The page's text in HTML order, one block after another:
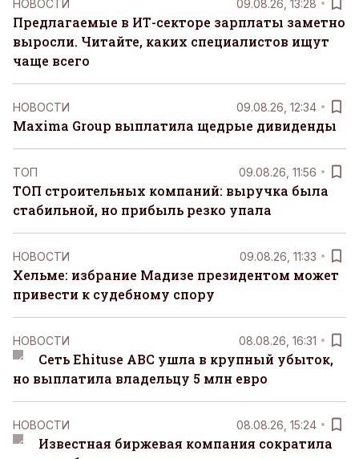
НОВОСТИ 09.08.26, 13:28
Предлагаемые в ИТ-секторе зарплаты заметно
выросли. Читайте, каких специалистов ищут
чаще всего
НОВОСТИ 09.08.26, 12:34
Maxima Group выплатила щедрые дивиденды
ТОП 09.08.26, 11:56
ТОП строительных компаний: выручка была
стабильной, но прибыль резко упала
НОВОСТИ 09.08.26, 11:33
Хельме: избрание Мадизе президентом может
привести к судебному спору
НОВОСТИ 08.08.26, 16:31
Сеть Ehituse ABC ушла в крупный убыток,
но выплатила владельцу 5 млн евро
НОВОСТИ 08.08.26, 15:24
Известная биржевая компания сократила